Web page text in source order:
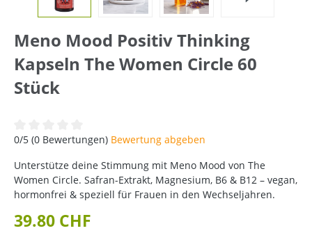
Meno Mood Positiv Thinking
Kapseln The Women Circle 60
Stück
Durchschnittliche Bewertung von 0 von 5 Sternen
0/5 (0 Bewertungen) Bewertung abgeben
Unterstütze deine Stimmung mit Meno Mood von The
Women Circle. Safran-Extrakt, Magnesium, B6 & B12 – vegan,
hormonfrei & speziell für Frauen in den Wechseljahren.
39.80 CHF